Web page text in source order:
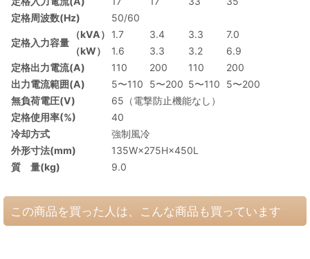
定格周波数(Hz)
50/60
定格入力容量
（kVA） 1.7 3.4 3.3
7.0
（kW）
1.6 3.3 3.2
6.9
定格出力電流(A)
110 200 110
200
出力電流範囲(A)
5〜110 5〜200 5〜110
5〜200
無負荷電圧(V)
65（電撃防止機能なし）
定格使用率(%)
40
冷却方式
強制風冷
外形寸法(mm)
135W×275H×450L
質 量(kg)
9.0
この商品を買った人は、こんな商品も買っています